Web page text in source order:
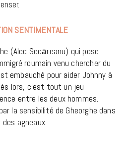
SENTIMENTALE
(Alec Secāreanu) qui pose
roumain venu chercher du
embauché pour aider Johnny à
lors, c’est tout un jeu
entre les deux hommes.
la sensibilité de Gheorghe dans
agneaux.